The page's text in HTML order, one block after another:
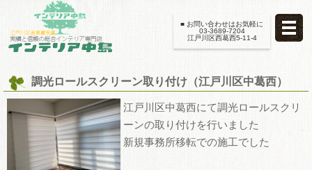
■ お問い合わせはお気軽に
03-3689-7204
江戸川区西葛西5-11-4
調光ロールスクリーン取り付け（江戸川区中葛西）
江戸川区中葛西にて調光ロールスクリ
ーンの取り付けを行いました
新規事務所移転での施工でした